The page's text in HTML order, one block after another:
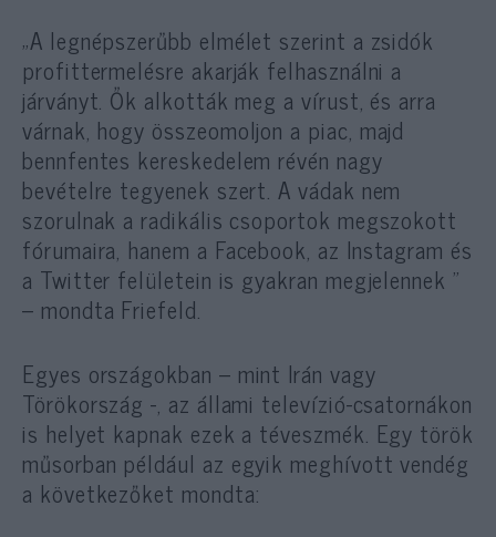
„A legnépszerűbb elmélet szerint a zsidók
profittermelésre akarják felhasználni a
járványt. Ők alkották meg a vírust, és arra
várnak, hogy összeomoljon a piac, majd
bennfentes kereskedelem révén nagy
bevételre tegyenek szert. A vádak nem
szorulnak a radikális csoportok megszokott
fórumaira, hanem a Facebook, az Instagram és
a Twitter felületein is gyakran megjelennek ”
– mondta Friefeld.
Egyes országokban – mint Irán vagy
Törökország -, az állami televízió-csatornákon
is helyet kapnak ezek a téveszmék. Egy török
műsorban például az egyik meghívott vendég
a következőket mondta: